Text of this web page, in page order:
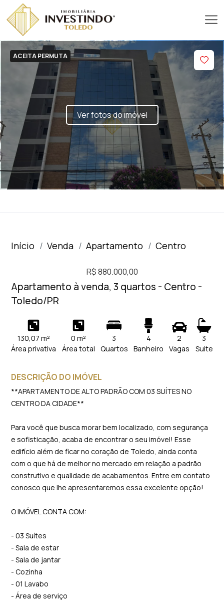
ACEITA PERMUTA
Ver fotos do imóvel
Início Venda Apartamento Centro
R$ 880.000,00
Apartamento à venda, 3 quartos - Centro -
Toledo/PR
130,07 m²
Área privativa
0 m²
Área total
3
Quartos
4
Banheiro
2
Vagas
3
Suite
DESCRIÇÃO DO IMÓVEL
**APARTAMENTO DE ALTO PADRÃO COM 03 SUÍTES NO
CENTRO DA CIDADE**
Para você que busca morar bem localizado, com segurança
e sofisticação, acaba de encontrar o seu imóvel! Esse
edifício além de ficar no coração de Toledo, ainda conta
com o que há de melhor no mercado em relação a padrão
construtivo e qualidade de acabamentos. Entre em contato
conosco que lhe apresentaremos essa excelente opção!
O IMÓVEL CONTA COM:
- 03 Suítes
- Sala de estar
- Sala de jantar
- Cozinha
- 01 Lavabo
- Área de serviço